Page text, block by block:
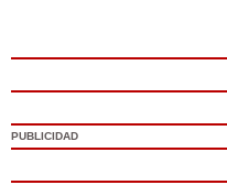
PUBLICIDAD